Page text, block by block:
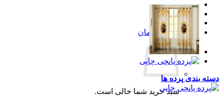
خرید قسطی
سبد خرید / 0 تومان
سبد خرید شما خالی است.
دسته بندی پرده ها